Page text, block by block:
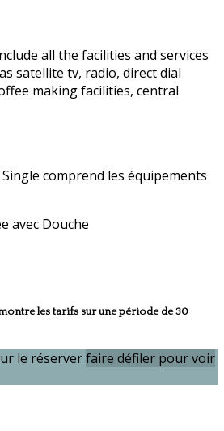
all the facilities and services
satellite tv, radio, direct dial
making facilities, central
comprend les équipements
avec Douche
les tarifs sur une période de 30
le réserverfaire défiler pour voir